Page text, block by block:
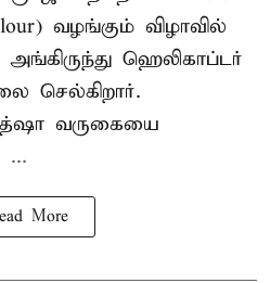
வழங்கும் விழாவில்
ஹெலிகாப்டர்
செல்கிறார்.
வருகையை
...
More